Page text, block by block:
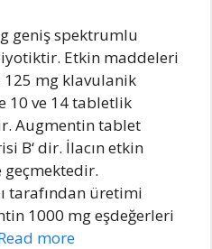
geniş spektrumlu
Etkin maddeleri
125 mg klavulanik
10 ve 14 tabletlik
Augmentin tablet
B‘ dir. İlacın etkin
tarafından üretimi
1000 mg eşdeğerleri
more